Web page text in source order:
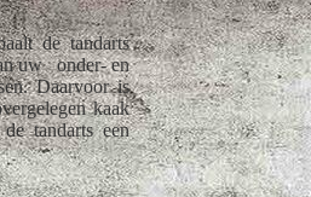
de tandarts
uw onder- en
Daarvoor is
kaak
tandarts een